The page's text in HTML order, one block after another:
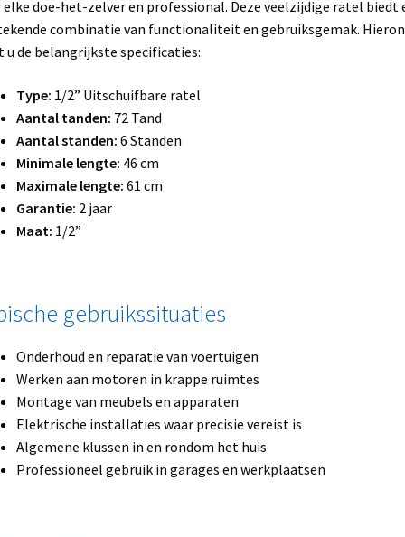
elke doe-het-zelver en professional. Deze veelzijdige ratel biedt
combinatie van functionaliteit en gebruiksgemak.
u de belangrijkste specificaties:
Type: 1/2” Uitschuifbare ratel
Aantal tanden: 72 Tand
Aantal standen: 6 Standen
Minimale lengte: 46 cm
Maximale lengte: 61 cm
Garantie: 2 jaar
Maat: 1/2”
gebruikssituaties
Onderhoud en reparatie van voertuigen
Werken aan motoren in krappe ruimtes
Montage van meubels en apparaten
Elektrische installaties waar precisie vereist is
Algemene klussen in en rondom het huis
Professioneel gebruik in garages en werkplaatsen